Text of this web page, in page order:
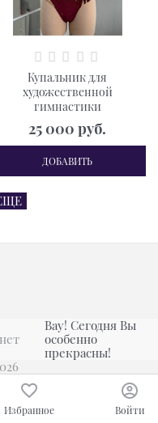
Купальник для
художественной
гимнастики
25 000 руб.
ДОБАВИТЬ
Вау! Сегодня Вы
особенно
прекрасны!
Избранное Войти